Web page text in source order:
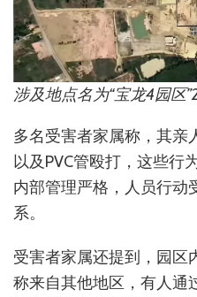
涉及地点名为“宝龙4园区
多名受害者家属称，其亲
以及PVC管殴打，这些行
内部管理严格，人员行动
系。
受害者家属还提到，园区
称来自其他地区，有人通